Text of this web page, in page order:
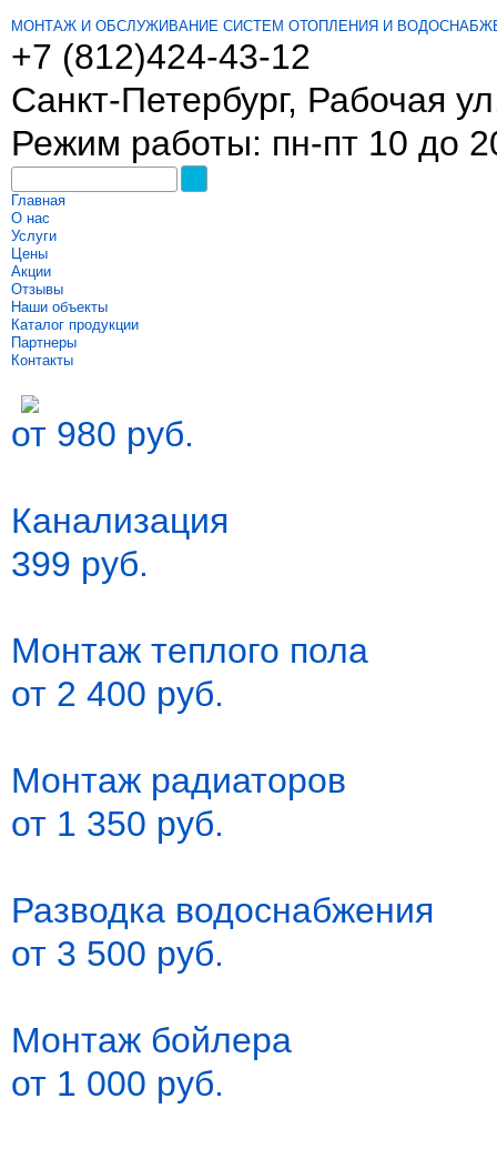
МОНТАЖ И ОБСЛУЖИВАНИЕ СИСТЕМ ОТОПЛЕНИЯ И
+7 (812)424-43-12
Санкт-Петербург, Рабочая
Режим работы: пн-пт 10 до
Главная
О нас
Услуги
Цены
Акции
Отзывы
Наши объекты
Каталог продукции
Партнеры
Контакты
от 980 руб.
Канализация
399 руб.
Монтаж теплого пола
от 2 400 руб.
Монтаж радиаторов
от 1 350 руб.
Разводка водоснабжения
от 3 500 руб.
Монтаж бойлера
от 1 000 руб.